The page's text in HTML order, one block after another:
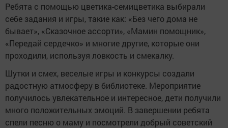
Ребята с помощью цветика-семицветика выбирали
себе задания и игры, такие как: «Без чего дома не
бывает», «Сказочное ассорти», «Мамин помощник»,
«Передай сердечко» и многие другие, которые они
проходили, используя ловкость и смекалку.
Шутки и смех, веселые игры и конкурсы создали
радостную атмосферу в библиотеке. Мероприятие
получилось увлекательное и интересное, дети получили
много положительных эмоций. В завершении ребята
спели песню о маму и посмотрели добрый советский